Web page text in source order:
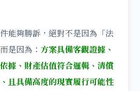
能夠勝訴，絕對不是因為「法
是因為： 方案具備客觀證據、
據、財產估值符合邏輯、清償
且具備高度的現實履行可能性